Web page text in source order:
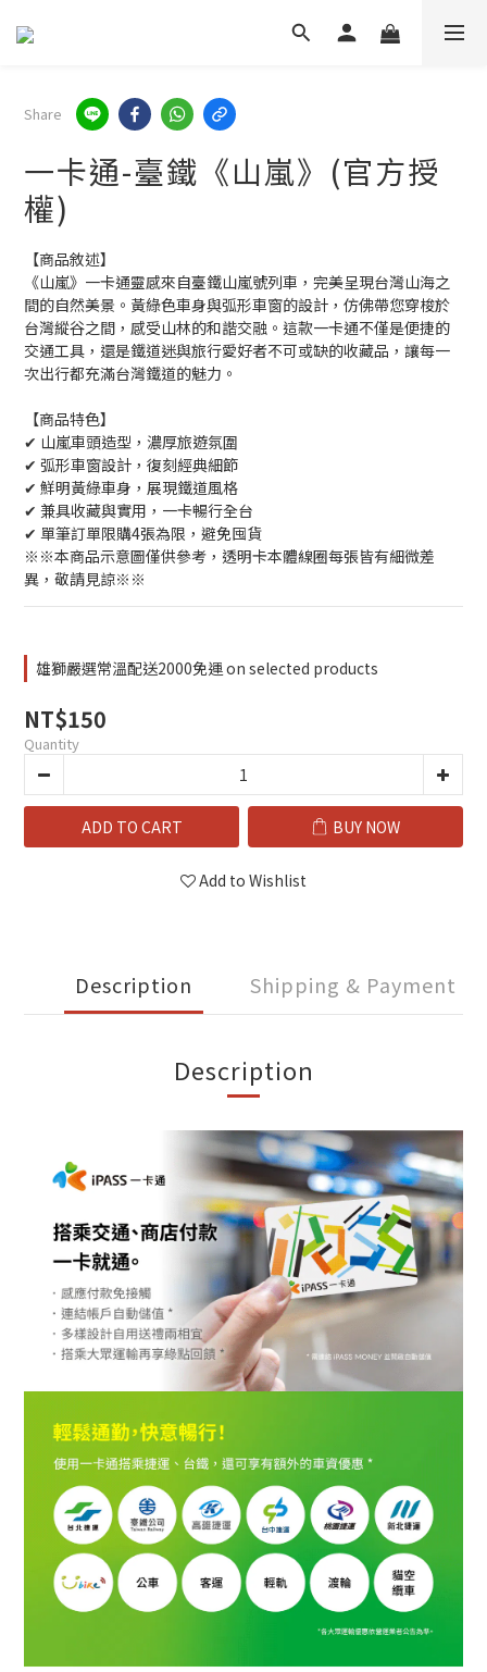
Share
一卡通-臺鐵《山嵐》(官方授
權)
【商品敘述】
《山嵐》一卡通靈感來自臺鐵山嵐號列車，完美呈現台灣山海之
間的自然美景。黃綠色車身與弧形車窗的設計，仿佛帶您穿梭於
台灣縱谷之間，感受山林的和諧交融。這款一卡通不僅是便捷的
交通工具，還是鐵道迷與旅行愛好者不可或缺的收藏品，讓每一
次出行都充滿台灣鐵道的魅力。
【商品特色】
✔ 山嵐車頭造型，濃厚旅遊氛圍
✔ 弧形車窗設計，復刻經典細節
✔ 鮮明黃綠車身，展現鐵道風格
✔ 兼具收藏與實用，一卡暢行全台
✔ 單筆訂單限購4張為限，避免囤貨
※※本商品示意圖僅供參考，透明卡本體線圈每張皆有細微差
異，敬請見諒※※
雄獅嚴選常溫配送2000免運 on selected products
NT$150
Quantity
ADD TO CART BUY NOW
Add to Wishlist
Description Shipping & Payment
Description